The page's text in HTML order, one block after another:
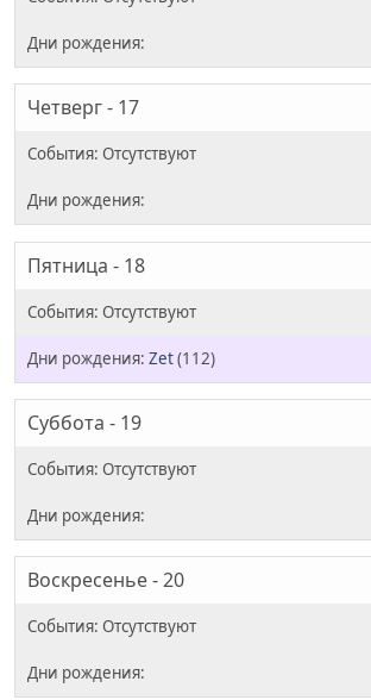
Четверг - 17
Пятница - 18
Zеt(112)
Суббота - 19
Воскресенье - 20